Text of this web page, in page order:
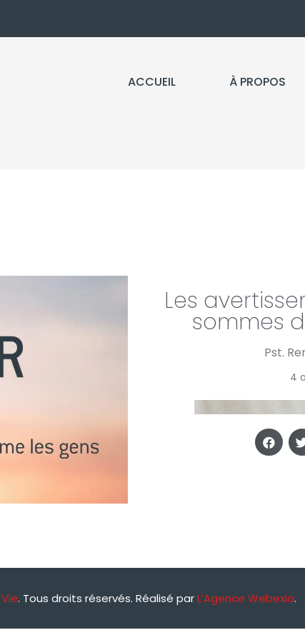
ACCUEIL À PROPOS
Les
sommes
Pst.
4
. Tous droits réservés. Réalisé parL’Agence Webexia.